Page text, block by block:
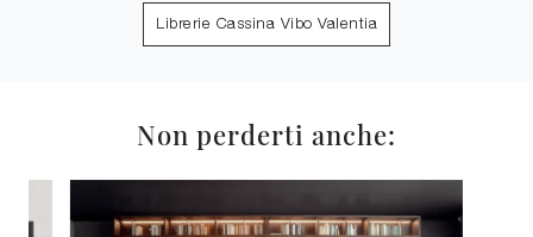
Librerie Cassina Vibo Valentia
Non perderti anche: